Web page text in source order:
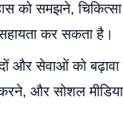
को समझने,
कर सकता है।
और सेवाओं को
और सोशल